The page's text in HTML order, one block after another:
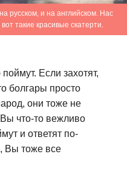
русском, и на английском. Нас
такие красивые скатерти.
Если захотят,
болгары просто
они тоже не
что-то вежливо
и ответят по-
Вы тоже все